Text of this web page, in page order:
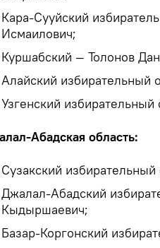
Кара-Сууйский
Исмаилович;
Куршабский — Толонов
Алайский избирательный
Узгенский
Абадская область:
Сузакский
Джалал-Абадский
Кыдыршаевич;
Базар-Коргонский